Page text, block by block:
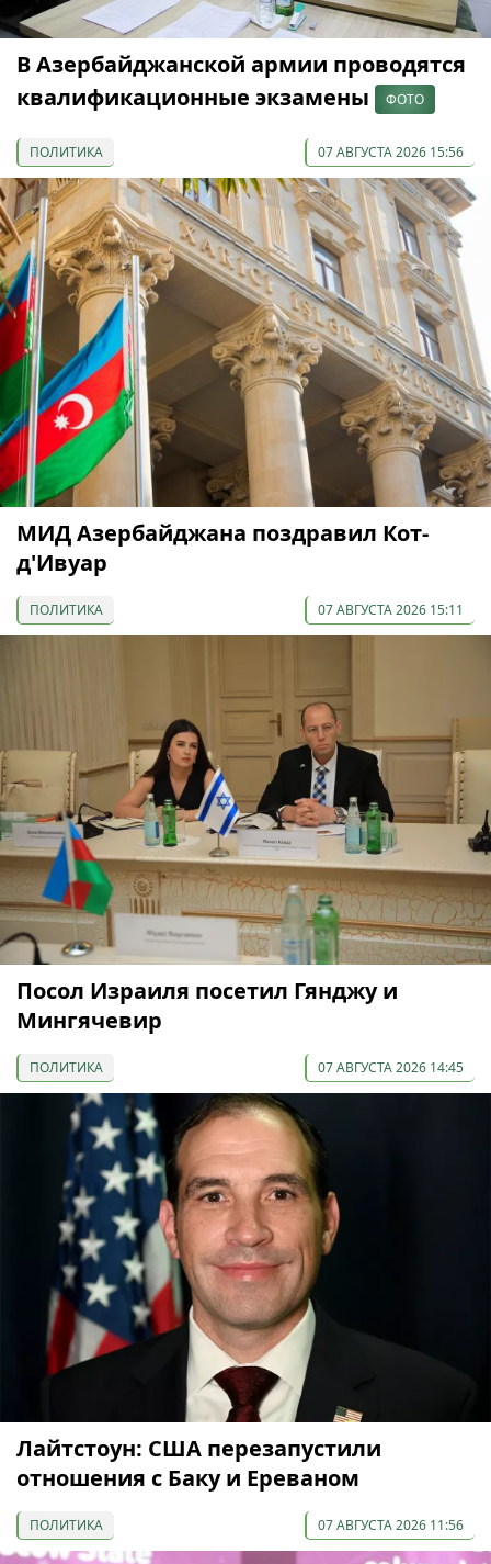
В Азербайджанской армии проводятся
квалификационные экзамены
ФОТО
ПОЛИТИКА 07 АВГУСТА 2026 15:56
МИД Азербайджана поздравил Кот-
д'Ивуар
ПОЛИТИКА 07 АВГУСТА 2026 15:11
Посол Израиля посетил Гянджу и
Мингячевир
ПОЛИТИКА 07 АВГУСТА 2026 14:45
Лайтстоун: США перезапустили
отношения с Баку и Ереваном
ПОЛИТИКА 07 АВГУСТА 2026 11:56